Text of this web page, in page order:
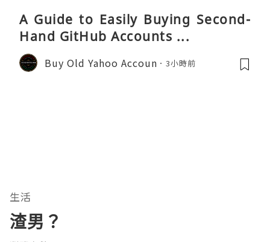
A Guide to Easily Buying Second-
Hand GitHub Accounts ...
Buy Old Yahoo Accoun 3小時前
生活
渣男？